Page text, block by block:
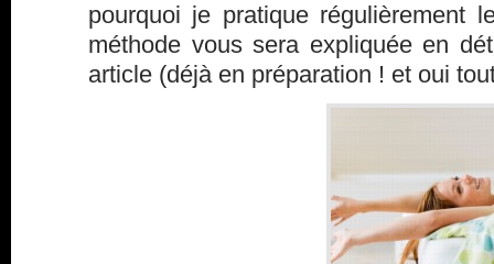
pourquoi je pratique régulièrement
méthode vous sera expliquée en
article (déjà en préparation ! et oui